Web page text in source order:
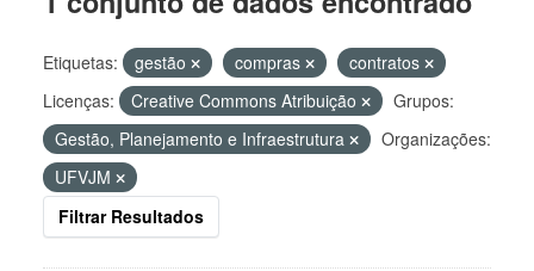
Etiquetas: gestão compras
contratos
Licenças:
Creative Commons Atribuição
Grupos:
Gestão, Planejamento e Infraestrutura
Organizações:
UFVJM
Filtrar Resultados